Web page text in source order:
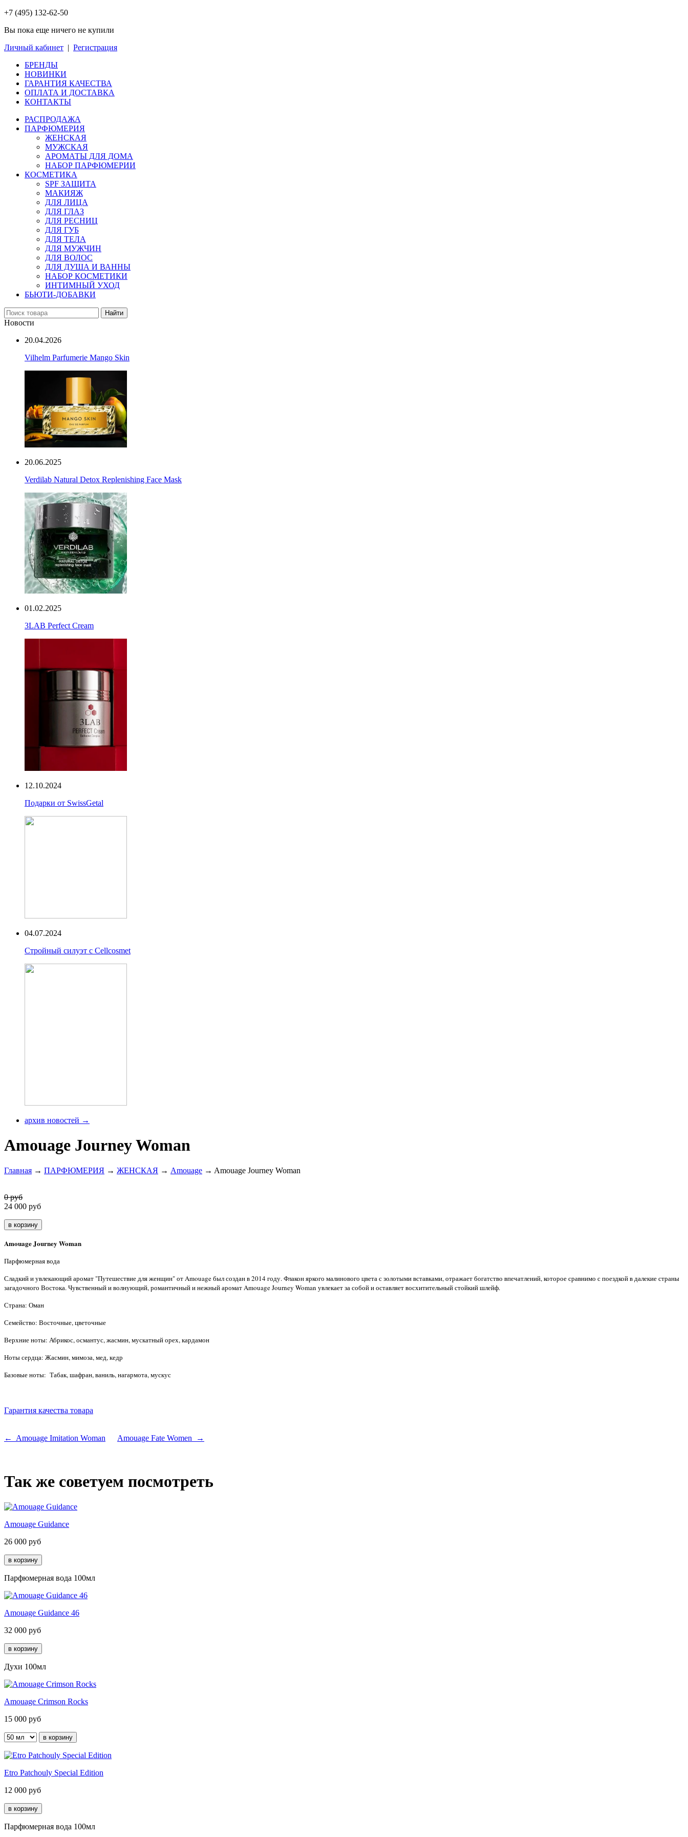
+7 (495) 132-62-50
Вы пока еще ничего не купили
Личный кабинет | Регистрация
БРЕНДЫ
НОВИНКИ
ГАРАНТИЯ КАЧЕСТВА
ОПЛАТА И ДОСТАВКА
КОНТАКТЫ
РАСПРОДАЖА
ПАРФЮМЕРИЯ
ЖЕНСКАЯ
МУЖСКАЯ
АРОМАТЫ ДЛЯ ДОМА
НАБОР ПАРФЮМЕРИИ
КОСМЕТИКА
SPF ЗАЩИТА
МАКИЯЖ
ДЛЯ ЛИЦА
ДЛЯ ГЛАЗ
ДЛЯ РЕСНИЦ
ДЛЯ ГУБ
ДЛЯ ТЕЛА
ДЛЯ МУЖЧИН
ДЛЯ ВОЛОС
ДЛЯ ДУША И ВАННЫ
НАБОР КОСМЕТИКИ
ИНТИМНЫЙ УХОД
БЬЮТИ-ДОБАВКИ
Найти
Новости
20.04.2026
Vilhelm Parfumerie Mango Skin
20.06.2025
Verdilab Natural Detox Replenishing Face Mask
01.02.2025
3LAB Perfect Cream
12.10.2024
Подарки от SwissGetal
04.07.2024
Стройный силуэт с Cellcosmet
архив новостей →
Amouage Journey Woman
Главная → ПАРФЮМЕРИЯ → ЖЕНСКАЯ → Amouage → Amouage Journey Woman
0 руб
24 000 руб
Amouage Journey Woman
Парфюмерная вода
Сладкий и увлекающий аромат "Путешествие для женщин" от Amouage был создан в 2014 году. Флакон яркого малинового цвета с золотыми вставками, отражает богатство впечатлений, которое сравнимо с поездкой в далекие страны
загадочного Востока. Чувственный и волнующий, романтичный и нежный аромат Amouage Journey Woman увлекает за собой и оставляет восхитительный стойкий шлейф.
Страна: Оман
Семейство: Восточные, цветочные
Верхние ноты: Абрикос, османтус, жасмин, мускатный орех, кардамон
Ноты сердца: Жасмин, мимоза, мед, кедр
Базовые ноты: Табак, шафран, ваниль, нагармота, мускус
Гарантия качества товара
← Amouage Imitation Woman Amouage Fate Women →
Так же советуем посмотреть
Amouage Guidance
26 000 руб
Парфюмерная вода 100мл
Amouage Guidance 46
32 000 руб
Духи 100мл
Amouage Crimson Rocks
15 000 руб
Etro Patchouly Special Edition
12 000 руб
Парфюмерная вода 100мл